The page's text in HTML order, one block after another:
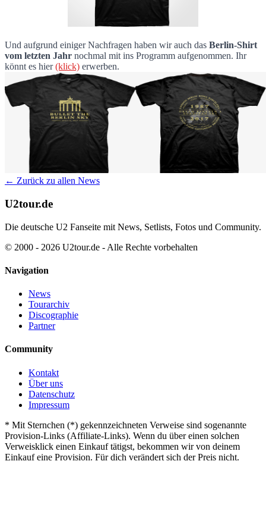
Und aufgrund einiger Nachfragen haben wir auch das Berlin-Shirt
vom letzten Jahr nochmal mit ins Programm aufgenommen. Ihr
könnt es hier(klick) erwerben.
← Zurück zu allen News
U2tour.de
Die deutsche U2 Fanseite mit News, Setlists, Fotos und Community.
© 2000 - 2026 U2tour.de - Alle Rechte vorbehalten
Navigation
News
Tourarchiv
Discographie
Partner
Community
Kontakt
Über uns
Datenschutz
Impressum
* Mit Sternchen (*) gekennzeichneten Verweise sind sogenannte
Provision-Links (Affiliate-Links). Wenn du über einen solchen
Verweisklick einen Einkauf tätigst, bekommen wir von deinem
Einkauf eine Provision. Für dich verändert sich der Preis nicht.